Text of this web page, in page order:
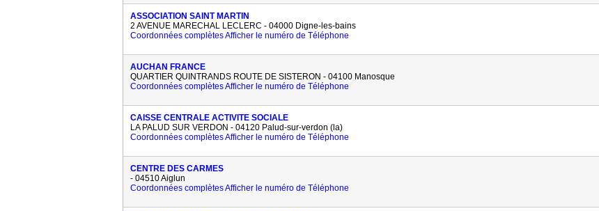
ASSOCIATION SAINT MARTIN
2 AVENUE MARECHAL LECLERC - 04000 Digne-les-bains
Coordonnées complètesAfficher le numéro de Téléphone
AUCHAN FRANCE
QUARTIER QUINTRANDS ROUTE DE SISTERON - 04100 Manosque
Coordonnées complètesAfficher le numéro de Téléphone
CAISSE CENTRALE ACTIVITE SOCIALE
LA PALUD SUR VERDON - 04120 Palud-sur-verdon (la)
Coordonnées complètesAfficher le numéro de Téléphone
CENTRE DES CARMES
- 04510 Aiglun
Coordonnées complètesAfficher le numéro de Téléphone